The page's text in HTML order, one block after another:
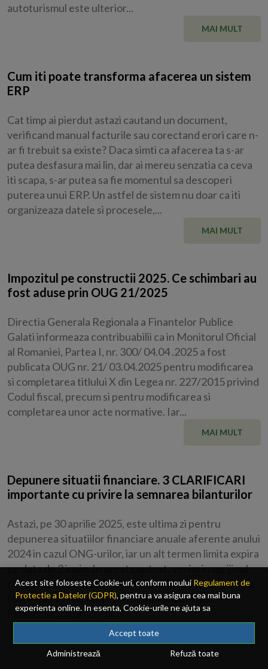
Acest site foloseste Cookie-uri, conform noului Regulament de
Protectie a Datelor (GDPR), pentru a va asigura cea mai buna
experienta online. In esenta, Cookie-urile ne ajuta sa
imbunatatim continutul de pe site, oferindu-va dvs., cititorul, o
experienta online personalizata si mult mai rapida. Ele sunt
folosite doar de site-ul nostru si partenerii nostri de incredere.
AICIpentru detalii despre politica de Cookie-uri.
Accept toate
Administrează
Refuză toate
autoturismul este ulterior...
MAI MULT
Cum iti poate transforma afacerea un sistem
ERP
Cat timp ai pierdut astazi cautand un document,
verificand manual facturile sau corectand erori care n-
ar fi trebuit sa existe? Daca simti ca afacerea ta s-ar
putea desfasura mai lin, dar ai mereu senzatia ca ceva
iti scapa, s-ar putea sa fie momentul sa descoperi
puterea unui ERP. Un astfel de sistem nu doar ca iti
organizeaza datele si procesele,...
MAI MULT
Impozitul pe constructii 2025. Ce schimbari au
fost aduse prin OUG 21/2025
Directia Generala Regionala a Finantelor Publice
Galati informeaza contribuabilii ca in Monitorul Oficial
al Romaniei, Partea I, nr. 300/ 04.04 .2025 a fost
publicata OUG nr. 21/ 03.04.2025 pentru modificarea
si completarea titlului X din Legea nr. 227/2015 privind
Codul fiscal, precum si pentru modificarea si
completarea unor acte normative. Iar...
MAI MULT
Depunere situatii financiare. 3 CLARIFICARI
importante cu privire la semnarea bilanturilor
Astazi, pe 30 aprilie 2025, este ultima zi pentru
depunerea situatiilor financiare anuale aferente anului
2024 in cazul ONG-urilor, iar un alt termen limita expira
pe data de 2 iunie. In acest context, venim in sprijinul
contribuabililor si oferim cateva clarificari, asa cum au
fost explicate de reprezentantii Ministerului
Finantelor, cu privire la...